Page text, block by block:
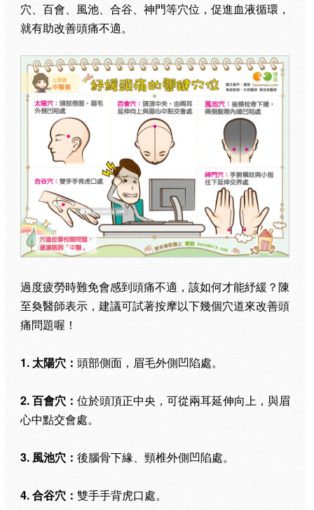
穴、百會、風池、合谷、神門等穴位，促進血液循環，
就有助改善頭痛不適。
過度疲勞時難免會感到頭痛不適，該如何才能紓緩？陳
至奐醫師表示，建議可試著按摩以下幾個穴道來改善頭
痛問題喔！
1. 太陽穴： 頭部側面，眉毛外側凹陷處。
2. 百會穴： 位於頭頂正中央，可從兩耳延伸向上，與眉
心中點交會處。
3. 風池穴： 後腦骨下緣、頸椎外側凹陷處。
4. 合谷穴： 雙手手背虎口處。